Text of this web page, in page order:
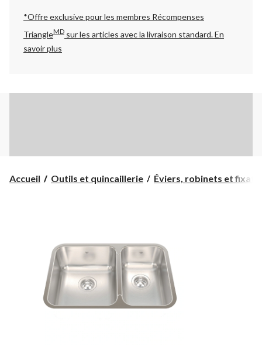
*Offre exclusive pour les membres Récompenses
TriangleMD sur les articles avec la livraison standard.En
savoir plus
Accueil Outils et quincaillerie Éviers, robinets et